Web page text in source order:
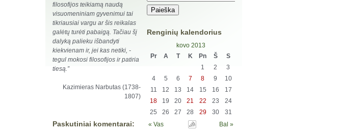
filosofijos teikiamą naudą
visuomeniniam gyvenimui tai
tikriausiai vargu ar šis reikalas
galėtų turėti pabaigą. Tačiau šį
dalyką palieku išbandyti
kiekvienam ir, jei kas netiki, -
tegul mokosi filosofijos ir patiria
tiesą.”
Kazimieras Narbutas (1738-
1807)
Paskutiniai komentarai:
Renginių kalendorius
kovo 2013
Pr
A T K Pn Š
S
1
2
3
4
5 6 7 8 9
10
11
12 13 14 15 16
17
18
19 20 21 22 23
24
25
26 27 28 29 30
31
« Vas
Bal »